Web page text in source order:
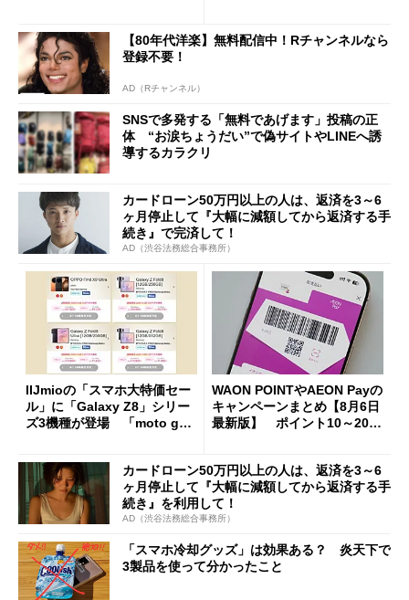
【80年代洋楽】無料配信中！Rチャンネルなら
登録不要！
AD（Rチャンネル）
SNSで多発する「無料であげます」投稿の正
体 “お涙ちょうだい”で偽サイトやLINEへ誘
導するカラクリ
カードローン50万円以上の人は、返済を3～6
ヶ月停止して『大幅に減額してから返済する手
続き』で完済して！
AD（渋谷法務総合事務所）
IIJmioの「スマホ大特価セー
ル」に「Galaxy Z8」シリー
ズ3機種が登場 「moto g37
WAON POINTやAEON Payの
キャンペーンまとめ【8月6日
最新版】 ポイント10～20倍
カードローン50万円以上の人は、返済を3～6
ヶ月停止して『大幅に減額してから返済する手
続き』を利用して！
AD（渋谷法務総合事務所）
「スマホ冷却グッズ」は効果ある？ 炎天下で
3製品を使って分かったこと